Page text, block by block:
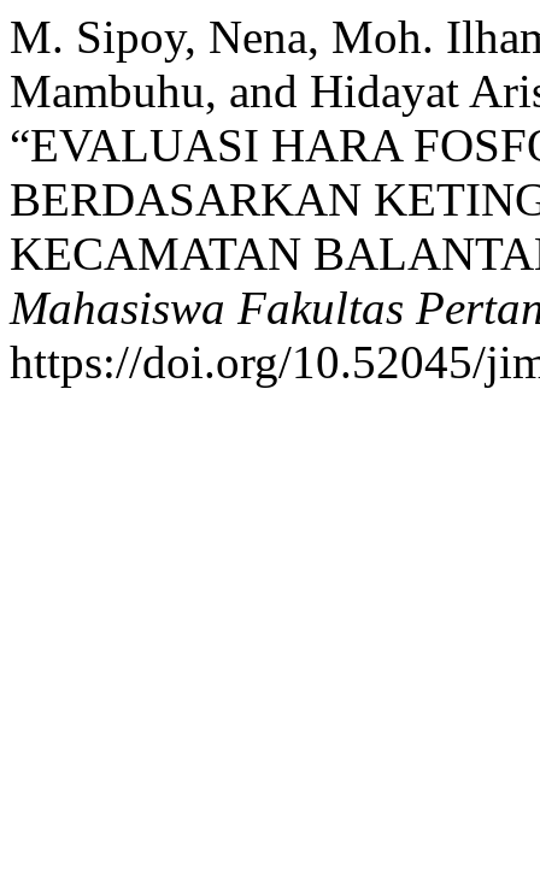
M. Sipoy, Nena, Moh.
Mambuhu, and Hidayat
“EVALUASI HARA
BERDASARKAN
KECAMATAN
Mahasiswa Fakultas
https://doi.org/10.52045/